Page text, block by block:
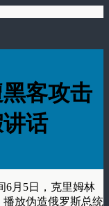
客攻击
话
6月5日，克里姆林
放伪造俄罗斯总统